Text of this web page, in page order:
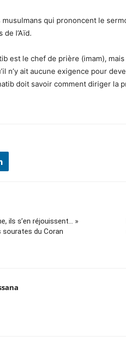
musulmans qui prononcent le
l’Aïd.
est le chef de prière (imam),
n’y ait aucune exigence pour
doit savoir comment diriger la
ils s’en réjouissent… »
sourates du Coran